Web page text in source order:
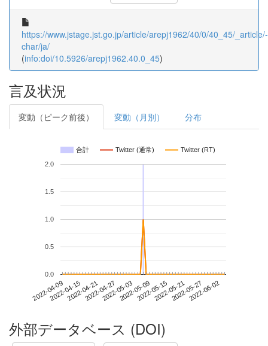
https://www.jstage.jst.go.jp/article/arepj1962/40/0/40_45/_article/-
char/ja/
(info:doi/10.5926/arepj1962.40.0_45)
言及状況
変動（ピーク前後） 変動（月別） 分布
合計 Twitter (通常) Twitter (RT)
2022-04-092022-04-152022-04-212022-04-272022-05-032022-05-092022-05-152022-05-212022-05-272022-06-02
0.0
0.5
1.0
1.5
2.0
外部データベース (DOI)